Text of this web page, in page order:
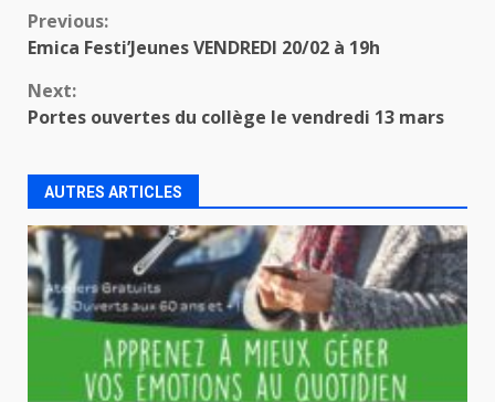
Continue
Previous:
Emica Festi’Jeunes VENDREDI 20/02 à 19h
Next:
Portes ouvertes du collège le vendredi 13 mars
AUTRES ARTICLES